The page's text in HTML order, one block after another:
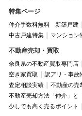
特集ページ
仲介手数料無料 新築戸建
中古戸建特集
マンション
不動産売却・買取
奈良県の不動産買取専門店
空き家買取
訳アリ・事故
査定相談実績
不動産の売
不動産売却方法「仲介」と
少しでも高く売るポイント